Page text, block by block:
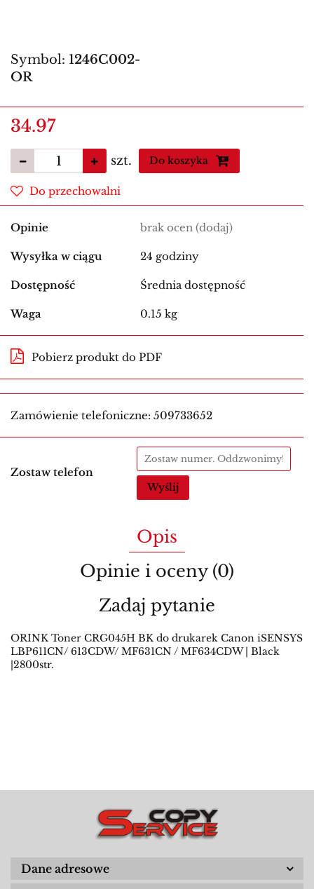
Symbol: 1246C002-
OR
34.97
szt. Do koszyka
Do przechowalni
Opinie brak ocen (dodaj)
Wysyłka w ciągu 24 godziny
Dostępność Średnia dostępność
Waga 0.15 kg
Pobierz produkt do PDF
Zamówienie telefoniczne: 509733652
Zostaw telefon
Wyślij
Opis
Opinie i oceny (0)
Zadaj pytanie
ORINK Toner CRG045H BK do drukarek Canon iSENSYS
LBP611CN/ 613CDW/ MF631CN / MF634CDW | Black
|2800str.
Dane adresowe